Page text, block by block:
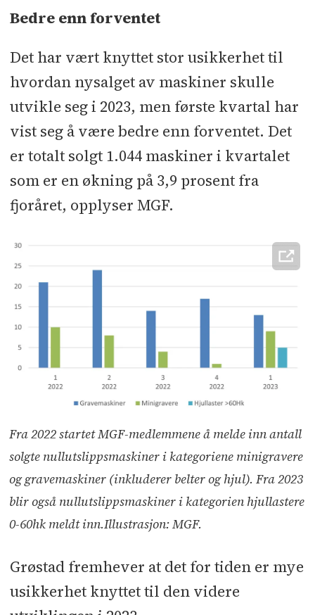
Bedre enn forventet
Det har vært knyttet stor usikkerhet til
hvordan nysalget av maskiner skulle
utvikle seg i 2023, men første kvartal har
vist seg å være bedre enn forventet. Det
er totalt solgt 1.044 maskiner i kvartalet
som er en økning på 3,9 prosent fra
fjoråret, opplyser MGF.
Fra 2022 startet MGF-medlemmene å melde inn antall
solgte nullutslippsmaskiner i kategoriene minigravere
og gravemaskiner (inkluderer belter og hjul). Fra 2023
blir også nullutslippsmaskiner i kategorien hjullastere
0-60hk meldt inn.Illustrasjon: MGF.
Grøstad fremhever at det for tiden er mye
usikkerhet knyttet til den videre